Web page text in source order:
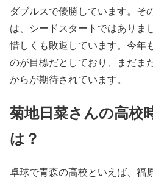
ダブルスで優勝しています。そ
は、シードスタートではありま
惜しくも敗退しています。今年
のが目標だとしており、まだま
からが期待されています。
菊地日菜さんの高校
は？
卓球で青森の高校といえば、福